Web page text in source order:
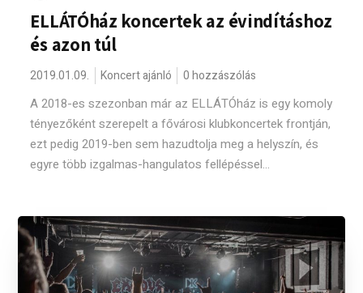
ELLÁTÓház koncertek az évindításhoz
és azon túl
2019.01.09. Koncert ajánló 0 hozzászólás
A 2018-es szezonban már az ELLÁTÓház is egy komoly
tényezőként szerepelt a fővárosi klubkoncertek frontján,
ezt pedig 2019-ben sem hazudtolja meg a helyszín, és
egyre több izgalmas-hangulatos fellépéssel...